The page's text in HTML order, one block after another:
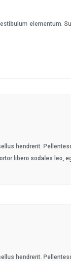
elementum.
hendrerit.
libero sodales leo,
hendrerit.